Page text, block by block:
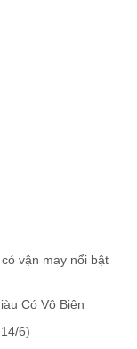
vận may nổi bật
Có Vô Biên
6)